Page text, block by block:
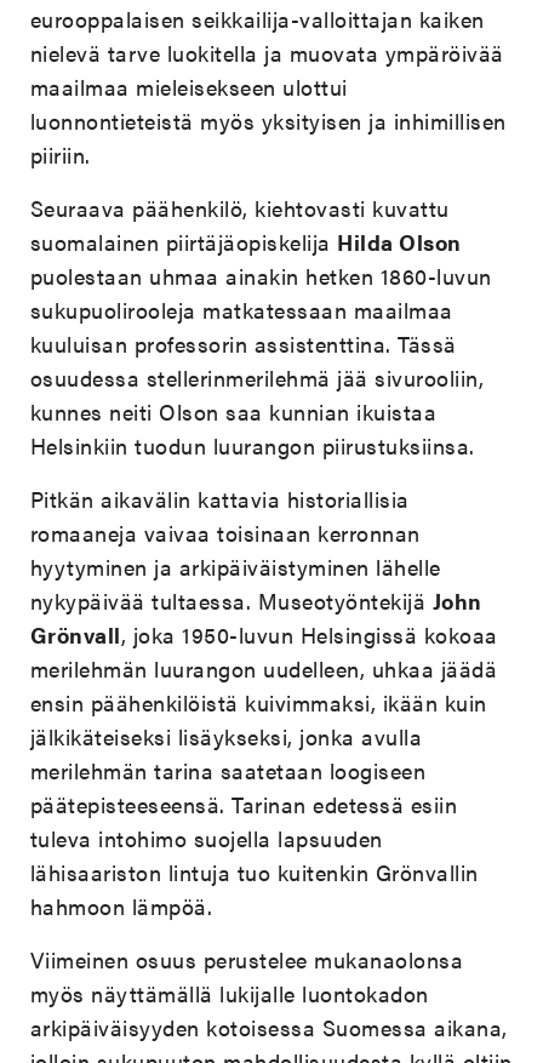
eurooppalaisen seikkailija-valloittajan kaiken
nielevä tarve luokitella ja muovata ympäröivää
maailmaa mieleisekseen ulottui
luonnontieteistä myös yksityisen ja inhimillisen
piiriin.
Seuraava päähenkilö, kiehtovasti kuvattu
suomalainen piirtäjäopiskelija Hilda Olson
puolestaan uhmaa ainakin hetken 1860-luvun
sukupuolirooleja matkatessaan maailmaa
kuuluisan professorin assistenttina. Tässä
osuudessa stellerinmerilehmä jää sivurooliin,
kunnes neiti Olson saa kunnian ikuistaa
Helsinkiin tuodun luurangon piirustuksiinsa.
Pitkän aikavälin kattavia historiallisia
romaaneja vaivaa toisinaan kerronnan
hyytyminen ja arkipäiväistyminen lähelle
nykypäivää tultaessa. Museotyöntekijä John
Grönvall, joka 1950-luvun Helsingissä kokoaa
merilehmän luurangon uudelleen, uhkaa jäädä
ensin päähenkilöistä kuivimmaksi, ikään kuin
jälkikäteiseksi lisäykseksi, jonka avulla
merilehmän tarina saatetaan loogiseen
päätepisteeseensä. Tarinan edetessä esiin
tuleva intohimo suojella lapsuuden
lähisaariston lintuja tuo kuitenkin Grönvallin
hahmoon lämpöä.
Viimeinen osuus perustelee mukanaolonsa
myös näyttämällä lukijalle luontokadon
arkipäiväisyyden kotoisessa Suomessa aikana,